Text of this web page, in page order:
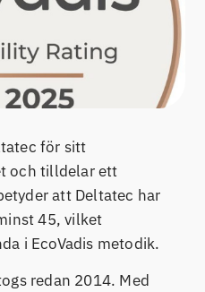
för sitt
och tilldelar ett
att Deltatec har
45, vilket
i EcoVadis metodik.
redan 2014. Med